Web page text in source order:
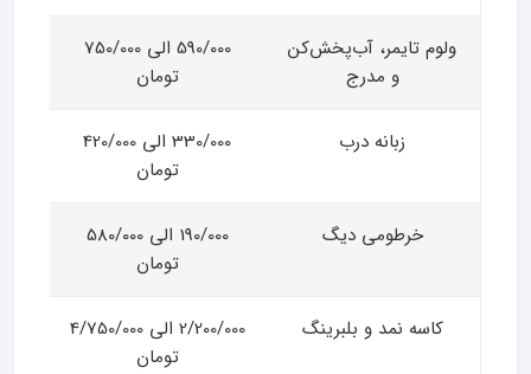
ولوم تایمر، آب‌پخش‌کن
و مدرج
590/000 الی 750/000
تومان
زبانه درب
330/000 الی 420/000
تومان
خرطومی دیگ
190/000 الی 580/000
تومان
کاسه نمد و بلبرینگ
2/200/000 الی 4/750/000
تومان